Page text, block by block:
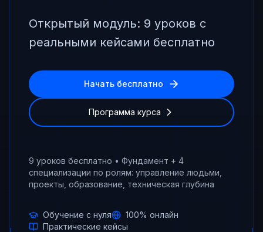
Открытый модуль: 9 уроков с
реальными кейсами бесплатно
Начать бесплатно
Программа курса
9 уроков бесплатно • Фундамент + 4
специализации по ролям: управление людьми,
проекты, образование, техническая глубина
Обучение с нуля
100% онлайн
Практические кейсы